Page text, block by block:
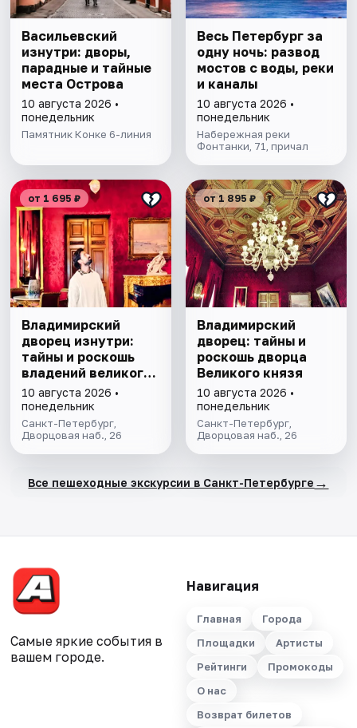
Васильевский
изнутри: дворы,
парадные и тайные
места Острова
10 августа 2026 •
понедельник
Памятник Конке 6-линия
Весь Петербург за
одну ночь: развод
мостов с воды, реки
и каналы
10 августа 2026 •
понедельник
Набережная реки
Фонтанки, 71, причал
от 1 695 ₽
Владимирский
дворец изнутри:
тайны и роскошь
владений великого
князя
10 августа 2026 •
понедельник
Санкт-Петербург,
Дворцовая наб., 26
от 1 895 ₽
Владимирский
дворец: тайны и
роскошь дворца
Великого князя
10 августа 2026 •
понедельник
Санкт-Петербург,
Дворцовая наб., 26
Все пешеходные экскурсии в Санкт-Петербурге →
Самые яркие события в
вашем городе.
Навигация
Главная
Города
Площадки
Артисты
Рейтинги
Промокоды
О нас
Возврат билетов